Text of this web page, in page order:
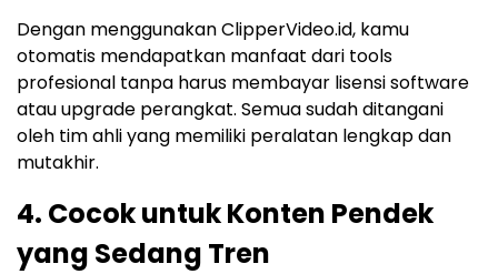
Dengan menggunakan ClipperVideo.id, kamu
otomatis mendapatkan manfaat dari tools
profesional tanpa harus membayar lisensi software
atau upgrade perangkat. Semua sudah ditangani
oleh tim ahli yang memiliki peralatan lengkap dan
mutakhir.
4. Cocok untuk Konten Pendek
yang Sedang Tren